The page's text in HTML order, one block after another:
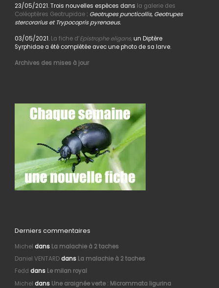
23/05/2021. Trois nouvelles espèces dans la galerie des
Coléoptères Geotrupidae: Geotrupes puncticollis, Geotrupes
stercorarius et Trypocopris pyrenaeus.
03/05/2021. La fiche d’Epistrophe eligans,un Diptère
Syrphidae a été complétée avec une photo de sa larve.
Archives des mises à jour
Derniers commentaires
Michel dans La malachie à 2 taches
Daniel VENTARDdans La malachie à 2 taches
Fedd dans Le milan royal
Michel dans Une araignée verte : Micrommata ligurina